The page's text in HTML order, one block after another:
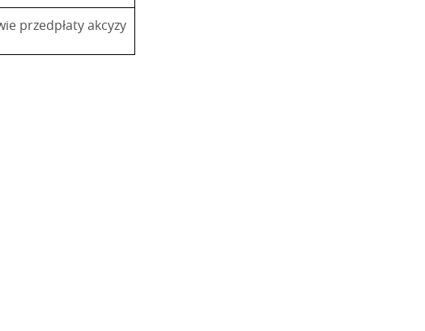
przedpłaty akcyzy